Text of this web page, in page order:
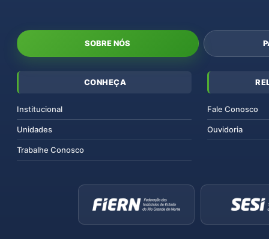
SOBRE NÓS
CONHEÇA
Institucional
Unidades
Trabalhe Conosco
Fale Conosco
Ouvidoria